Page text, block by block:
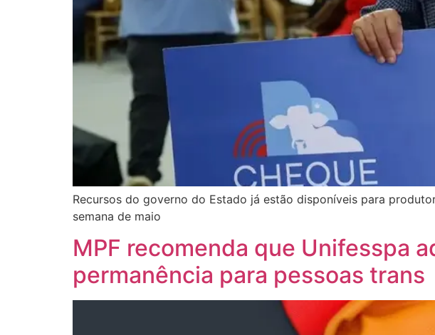
Recursos do governo do Estado já estão disponíveis para
semana de maio
MPF recomenda que Unifesspa
permanência para pessoas trans